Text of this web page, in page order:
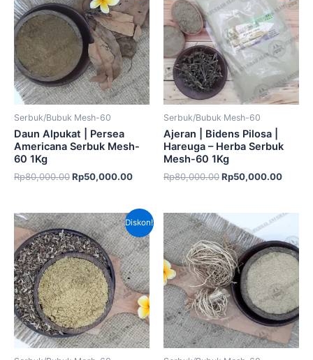
Serbuk/Bubuk Mesh-60
Daun Alpukat | Persea
Americana Serbuk Mesh-
60 1Kg
Rp80,000.00
Rp80,000.00.
Rp50,000.00
adalah:
Rp50,000.00.
Serbuk/Bubuk Mesh-60
Ajeran | Bidens Pilosa |
Hareuga – Herba Serbuk
Mesh-60 1Kg
Rp80,000.00
Rp80,000.00.
Rp50,000.00
Diskon!
Harga
aslinya
adalah:
Rp60,000.00.
Harga
saat
ini
adalah:
Rp45,000.00.